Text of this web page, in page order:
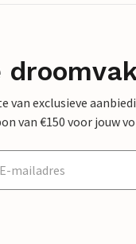
exclusieve
van €150 voor jouw